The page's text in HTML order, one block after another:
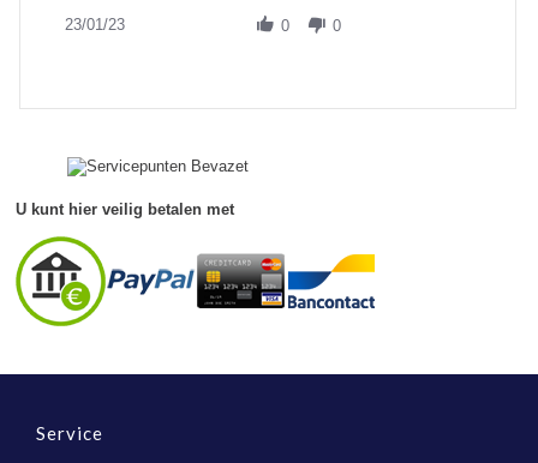
Jan
on
2023
23/01/23 0 0
U kunt hier veilig betalen met
Service